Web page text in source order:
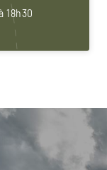
18h30